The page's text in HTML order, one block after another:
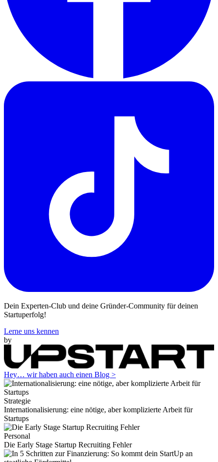
Dein Experten-Club und deine Gründer-Community für deinen
Startuperfolg!
Lerne uns kennen
by
Hey… wir haben auch einen Blog >
Strategie
Internationalisierung: eine nötige, aber komplizierte Arbeit für
Startups
Personal
Die Early Stage Startup Recruiting Fehler